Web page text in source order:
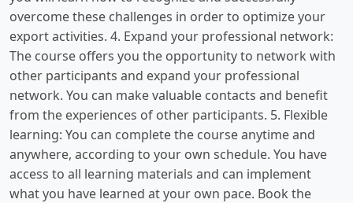
overcome these challenges in order to optimize your
export activities. 4. Expand your professional network:
The course offers you the opportunity to network with
other participants and expand your professional
network. You can make valuable contacts and benefit
from the experiences of other participants. 5. Flexible
learning: You can complete the course anytime and
anywhere, according to your own schedule. You have
access to all learning materials and can implement
what you have learned at your own pace. Book the